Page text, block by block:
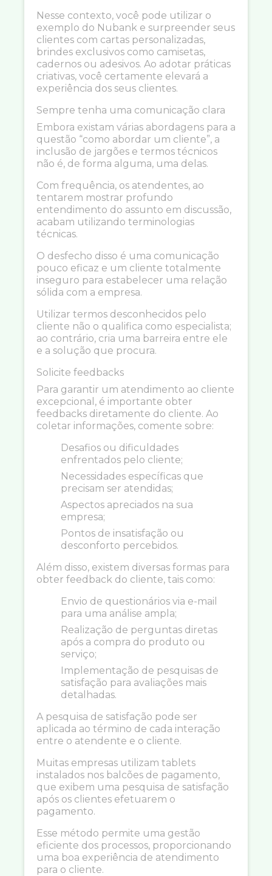
Nesse contexto, você pode utilizar o
exemplo do Nubank e surpreender seus
clientes com cartas personalizadas,
brindes exclusivos como camisetas,
cadernos ou adesivos. Ao adotar práticas
criativas, você certamente elevará a
experiência dos seus clientes.
Sempre tenha uma comunicação clara
Embora existam várias abordagens para a
questão “como abordar um cliente”, a
inclusão de jargões e termos técnicos
não é, de forma alguma, uma delas.
Com frequência, os atendentes, ao
tentarem mostrar profundo
entendimento do assunto em discussão,
acabam utilizando terminologias
técnicas.
O desfecho disso é uma comunicação
pouco eficaz e um cliente totalmente
inseguro para estabelecer uma relação
sólida com a empresa.
Utilizar termos desconhecidos pelo
cliente não o qualifica como especialista;
ao contrário, cria uma barreira entre ele
e a solução que procura.
Solicite feedbacks
Para garantir um atendimento ao cliente
excepcional, é importante obter
feedbacks diretamente do cliente. Ao
coletar informações, comente sobre:
Desafios ou dificuldades
enfrentados pelo cliente;
Necessidades específicas que
precisam ser atendidas;
Aspectos apreciados na sua
empresa;
Pontos de insatisfação ou
desconforto percebidos.
Além disso, existem diversas formas para
obter feedback do cliente, tais como:
Envio de questionários via e-mail
para uma análise ampla;
Realização de perguntas diretas
após a compra do produto ou
serviço;
Implementação de pesquisas de
satisfação para avaliações mais
detalhadas.
A pesquisa de satisfação pode ser
aplicada ao término de cada interação
entre o atendente e o cliente.
Muitas empresas utilizam tablets
instalados nos balcões de pagamento,
que exibem uma pesquisa de satisfação
após os clientes efetuarem o
pagamento.
Esse método permite uma gestão
eficiente dos processos, proporcionando
uma boa experiência de atendimento
para o cliente.